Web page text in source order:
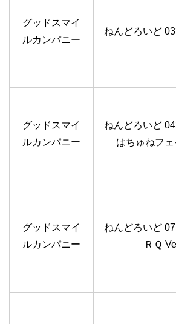
グッドスマイ
ルカンパニー
ねんどろいど
グッドスマイ
ルカンパニー
ねんどろいど
はちゅねフェ
グッドスマイ
ルカンパニー
ねんどろいど
ＲＱ